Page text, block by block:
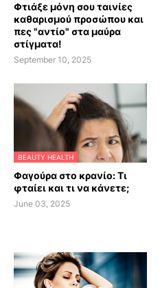
Φτιάξε μόνη σου ταινίες
καθαρισμού προσώπου και
πες "αντίο" στα μαύρα
στίγματα!
September 10, 2025
BEAUTY HEALTH
Φαγούρα στο κρανίο: Τι
φταίει και τι να κάνετε;
June 03, 2025